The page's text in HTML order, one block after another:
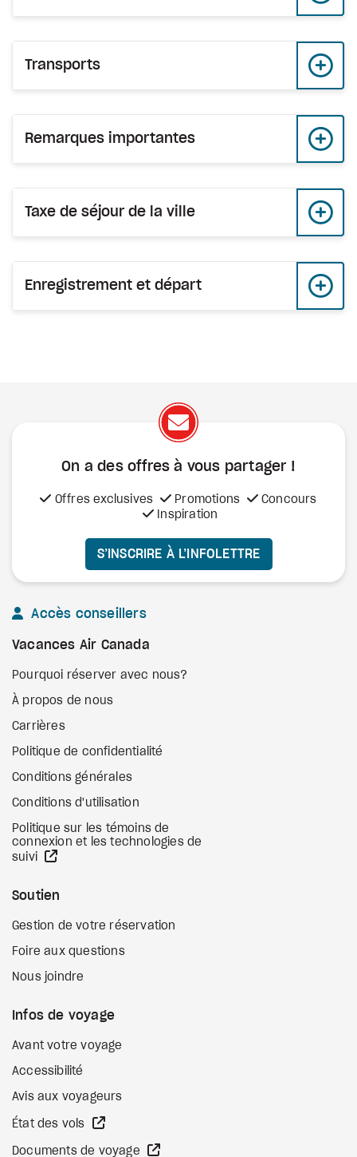
Transports
Remarques importantes
Taxe de séjour de la ville
Enregistrement et départ
On a des offres à vous partager !
Offres exclusives Promotions
Concours
Inspiration
S’INSCRIRE À L’INFOLETTRE
Accès conseillers
Vacances Air Canada
Pourquoi réserver avec nous?
À propos de nous
Carrières
Politique de confidentialité
Conditions générales
Conditions d'utilisation
Politique sur les témoins de
connexion et les technologies de
suivi
Soutien
Gestion de votre réservation
Foire aux questions
Nous joindre
Infos de voyage
Avant votre voyage
Accessibilité
Avis aux voyageurs
État des vols
Documents de voyage